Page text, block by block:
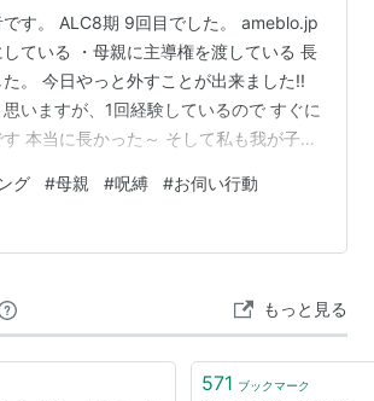
です。 ALC8期 9回目でした。 ameblo.jp
している ・母親に主導権を渡している 長
。 今日やっと外すことが出来ました!!
いますが、1回経験しているので すぐに
本当に長かった～ そして私も我が子に
とちゃんと線引きをして 子育てしてい
母親からの執着は本当に根深くて また
親の役目を押し付けられる。 母親の目
、トイレに行きたくても行けない …
グ #母親 #呪縛 #お伺い行動
もっと見る
571 ブックマーク